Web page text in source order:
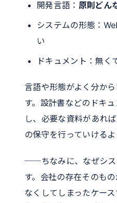
開発言語： 原則どん
システムの形態：
い
ドキュメント：無く
言語や形態がよく分か
す。設計書などのドキ
し、必要な資料があれ
の保守を行っていける
──ちなみに、なぜシス
す。会社の存在そのも
なくしてしまったケー